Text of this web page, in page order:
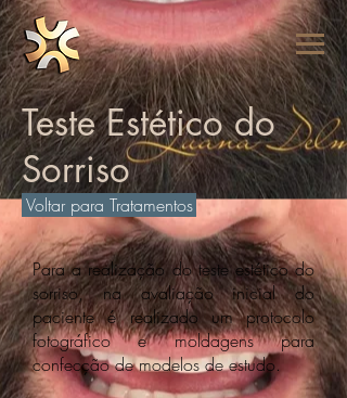
Teste Estético do
Sorriso
Voltar para Tratamentos
Para a realização do teste estético do
sorriso, na avaliação inicial do
paciente é realizado um protocolo
fotográfico e moldagens para
confecção de modelos de estudo.